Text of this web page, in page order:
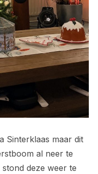
Sinterklaas maar dit
al neer te
deze weer te